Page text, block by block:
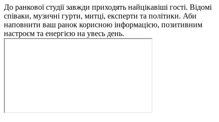
До ранкової студії завжди приходять найцікавіші гості. Відомі
співаки, музичні гурти, митці, експерти та політики. Аби
наповнити ваш ранок корисною інформацією, позитивним
настроєм та енергією на увесь день.